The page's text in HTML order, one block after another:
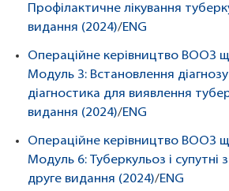
Профілактичне лікування
видання (2024)/ENG
Операційне керівництво ВООЗ
Модуль 3: Встановлення
діагностика для виявлення
видання (2024)/ENG
Операційне керівництво ВООЗ
Модуль 6: Туберкульоз і супутні
друге видання (2024)/ENG